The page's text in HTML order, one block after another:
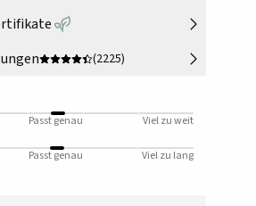
(2225)
Passt genau Viel zu weit
Passt genau Viel zu lang